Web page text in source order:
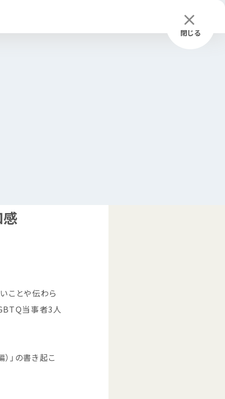
つかいかた閉じる
ことや伝わら
当事者3人
）」の書き起こ